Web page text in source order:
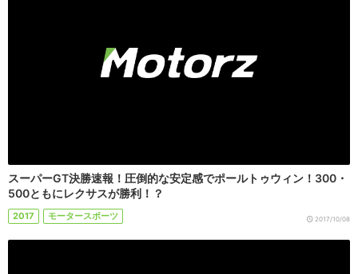
スーパーGT決勝速報！圧倒的な安定感でポールトゥウィン！300・
500ともにレクサスが勝利！？
2017 モータースポーツ 2017/10/08